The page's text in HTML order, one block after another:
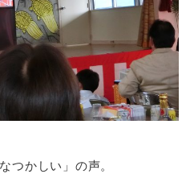
つかしい」の声。